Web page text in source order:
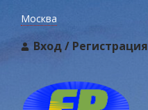
Москва
Вход/ Регистрация